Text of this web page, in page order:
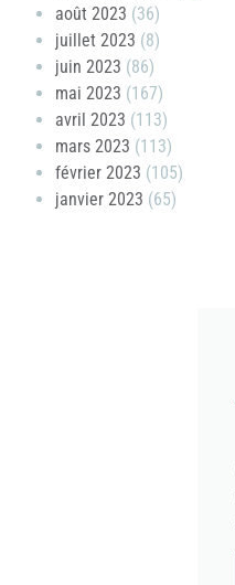
août 2023 (36)
juillet 2023 (8)
juin 2023 (86)
mai 2023 (167)
avril 2023 (113)
mars 2023 (113)
février 2023 (105)
janvier 2023 (65)